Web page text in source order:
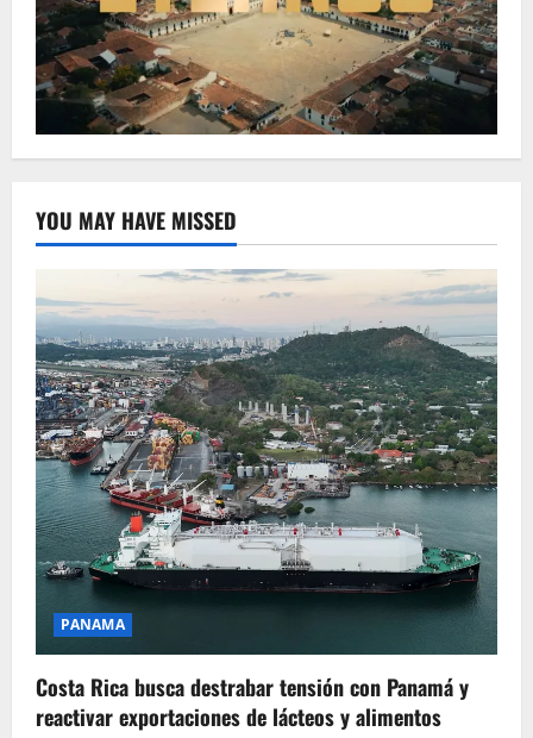
YOU MAY HAVE MISSED
PANAMA
Costa Rica busca destrabar tensión con Panamá y
reactivar exportaciones de lácteos y alimentos